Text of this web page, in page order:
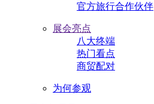
官方旅行合作伙伴
展会亮点
八大终端
热门看点
商贸配对
为何参观